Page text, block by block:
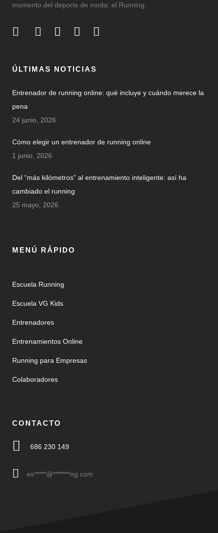
momento del deporte de moda: el Running.
ÚLTIMAS NOTICIAS
Entrenador de running online: qué incluye y cuándo merece la
pena
24 junio, 2026
Cómo elegir un entrenador de running online
1 junio, 2026
Del “más kilómetros” al entrenamiento inteligente: así ha
cambiado el running
25 mayo, 2026
MENÚ RÁPIDO
Escuela Running
Escuela VG Kids
Entrenadores
Entrenamientos Online
Running para Empresas
Colaboradores
CONTACTO
686 230 149
es*****@*******ng.com